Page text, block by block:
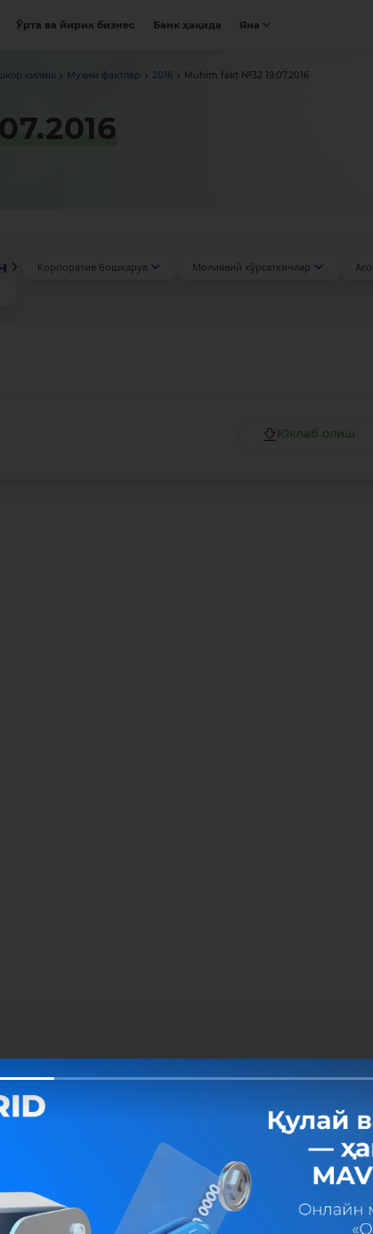
Ўрта ва йирик бизнес Банк ҳақида Яна
қилиш Муҳим фактлар 2016 Muhim fakt №32 19.07.2016
Корпоратив бошқарув Молиявий кўрсаткичлар
Юклаб олиш